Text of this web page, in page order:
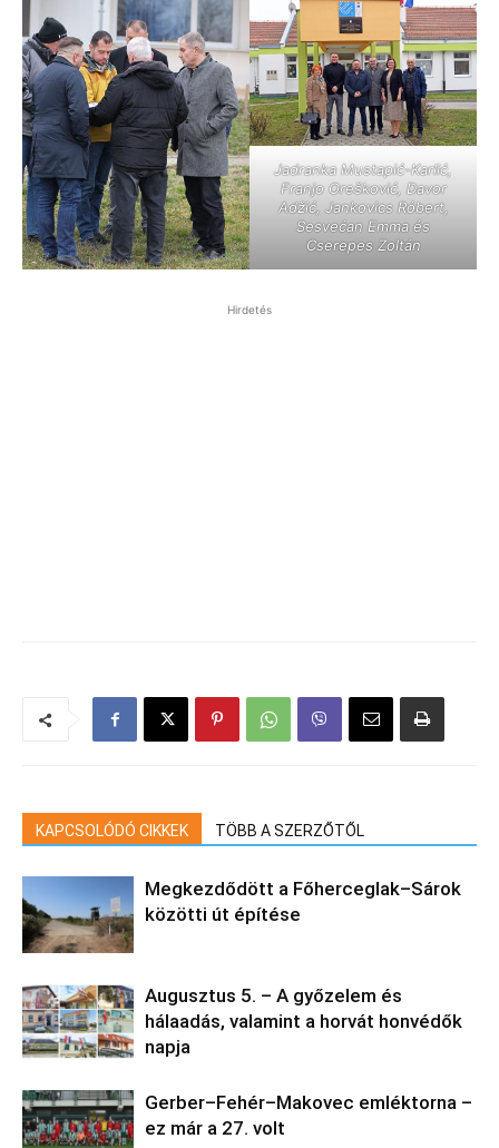
Jadranka Mustapić-Karlić,
Franjo Orešković, Davor
Adžić, Jankovics Róbert,
Sesvećan Emma és
Cserepes Zoltán
Hirdetés
KAPCSOLÓDÓ CIKKEK TÖBB A SZERZŐTŐL
Megkezdődött a Főherceglak–Sárok
közötti út építése
Augusztus 5. – A győzelem és
hálaadás, valamint a horvát honvédők
napja
Gerber–Fehér–Makovec emléktorna –
ez már a 27. volt